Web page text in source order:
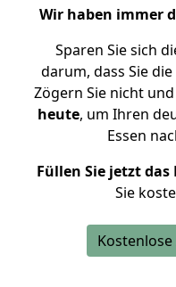
Wir haben immer
Sparen Sie sich
darum, dass Sie
Zögern Sie nicht und
heute, um Ihren
Essen
Füllen Sie jetzt
Sie